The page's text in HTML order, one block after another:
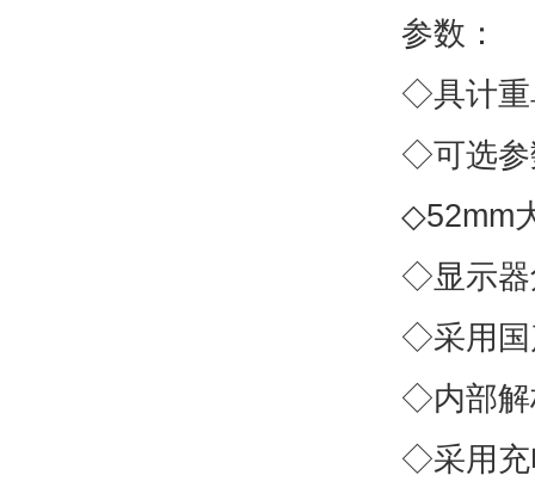
参数：
◇具计重
◇可选参
◇52mm
◇显示器
◇采用国
◇内部
◇采用充